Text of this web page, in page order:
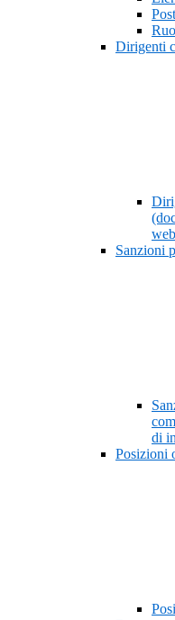
Dirigenti
Sanzioni
di
Posizioni